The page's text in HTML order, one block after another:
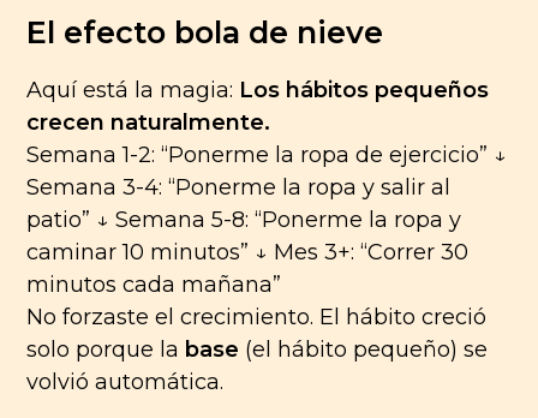
El efecto bola de nieve
Aquí está la magia: Los hábitos pequeños
crecen naturalmente.
Semana 1-2: “Ponerme la ropa de ejercicio” ↓
Semana 3-4: “Ponerme la ropa y salir al
patio” ↓ Semana 5-8: “Ponerme la ropa y
caminar 10 minutos” ↓ Mes 3+: “Correr 30
minutos cada mañana”
No forzaste el crecimiento. El hábito creció
solo porque la base (el hábito pequeño) se
volvió automática.